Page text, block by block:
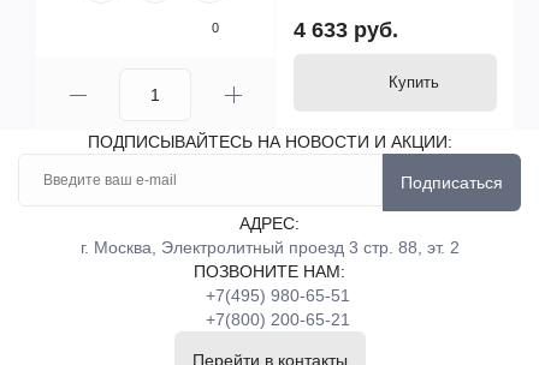
0 4 633 руб.
Купить
ПОДПИСЫВАЙТЕСЬ НА НОВОСТИ И АКЦИИ:
Подписаться
АДРЕС:
г. Москва, Электролитный проезд 3 стр. 88, эт. 2
ПОЗВОНИТЕ НАМ:
+7(495) 980-65-51
+7(800) 200-65-21
Перейти в контакты